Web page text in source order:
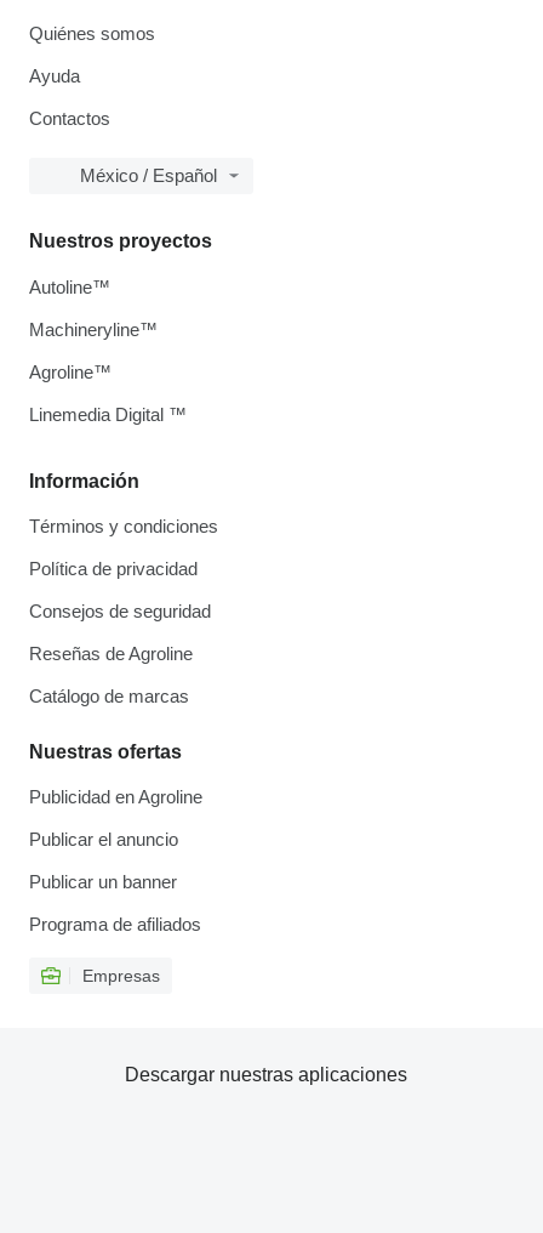
Quiénes somos
Ayuda
Contactos
México / Español
Información
Términos y condiciones
Política de privacidad
Consejos de seguridad
Reseñas de Agroline
Catálogo de marcas
Nuestras ofertas
Publicidad en Agroline
Publicar el anuncio
Publicar un banner
Programa de afiliados
Empresas
Nuestros proyectos
Autoline™
Machineryline™
Agroline™
Linemedia Digital ™
Descargar nuestras aplicaciones